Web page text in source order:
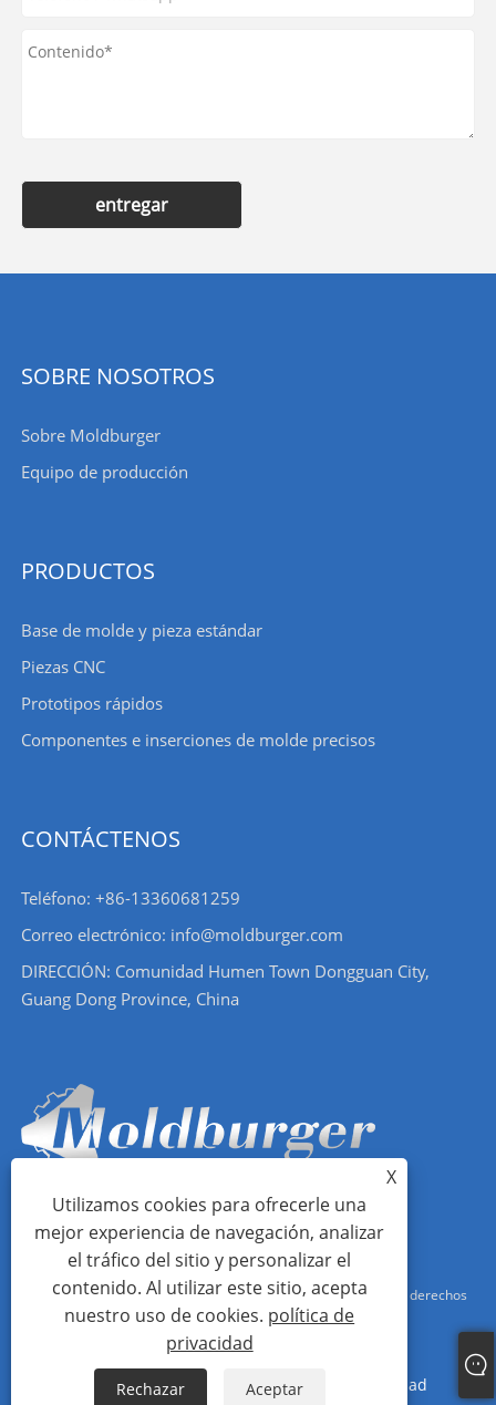
entregar
SOBRE NOSOTROS
Sobre Moldburger
Equipo de producción
PRODUCTOS
Base de molde y pieza estándar
Piezas CNC
Prototipos rápidos
Componentes e inserciones de molde precisos
CONTÁCTENOS
Teléfono: +86-13360681259
Correo electrónico: info@moldburger.com
DIRECCIÓN: Comunidad Humen Town Dongguan City,
Guang Dong Province, China
Copyright © 2024 Moldburger Mold Industry Co., Ltd. Todos los derechos
Sitemap RSS política de privacidad
X
Utilizamos cookies para ofrecerle una
mejor experiencia de navegación, analizar
el tráfico del sitio y personalizar el
contenido. Al utilizar este sitio, acepta
nuestro uso de cookies. política de
privacidad
Rechazar Aceptar